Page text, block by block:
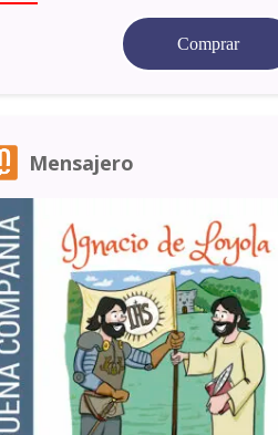
Comprar
Mensajero